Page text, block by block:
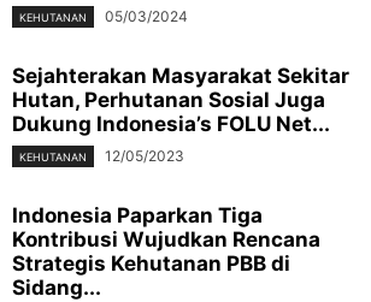
KEHUTANAN 05/03/2024
Sejahterakan Masyarakat Sekitar
Hutan, Perhutanan Sosial Juga
Dukung Indonesia’s FOLU Net...
KEHUTANAN 12/05/2023
Indonesia Paparkan Tiga
Kontribusi Wujudkan Rencana
Strategis Kehutanan PBB di
Sidang...